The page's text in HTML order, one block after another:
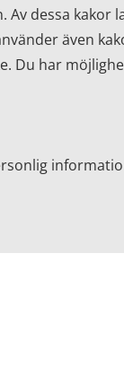
dessa kakor
även
Du har